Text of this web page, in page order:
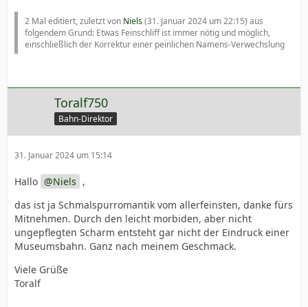
2 Mal editiert, zuletzt von Niels(31. Januar 2024 um 22:15) aus
folgendem Grund: Etwas Feinschliff ist immer nötig und möglich,
einschließlich der Korrektur einer peinlichen Namens-Verwechslung
Toralf750
Bahn-Direktor
31. Januar 2024 um 15:14
Hallo Niels ,
das ist ja Schmalspurromantik vom allerfeinsten, danke fürs
Mitnehmen. Durch den leicht morbiden, aber nicht
ungepflegten Scharm entsteht gar nicht der Eindruck einer
Museumsbahn. Ganz nach meinem Geschmack.
Viele Grüße
Toralf